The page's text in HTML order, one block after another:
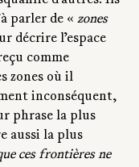
parler de « zones
décrire l’espace
comme
zones où il
inconséquent,
phrase la plus
aussi la plus
ces frontières ne